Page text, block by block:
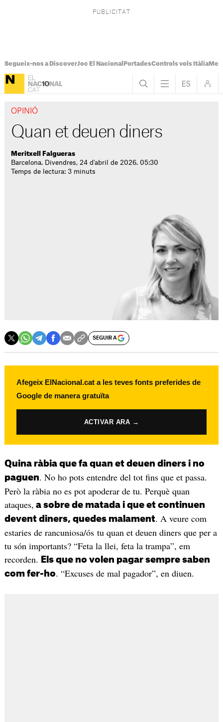
Segueix-nos a DiscoverJoc El Nacional PortadesControls vols Itàlia
OPINIÓ
Quan et deuen diners
Meritxell Falgueras
Barcelona. Divendres, 24 d'abril de 2026. 05:30
Temps de lectura: 3 minuts
SEGUIR A
Afegeix ElNacional.cat a les teves fonts preferides de
Google de manera gratuïta
ACTIVAR ARA →
Quina ràbia que fa quan et deuen diners i no
paguen. No ho pots entendre del tot fins que et passa.
Però la ràbia no es pot apoderar de tu. Perquè quan
ataques, a sobre de matada i que et continuen
devent diners, quedes malament. A veure com
estaries de rancuniosa/ós tu quan et deuen diners que per a
tu són importants? “Feta la llei, feta la trampa”, em
recorden.
Els que no volen pagar sempre saben
com fer-ho. “Excuses de mal pagador”, en diuen.